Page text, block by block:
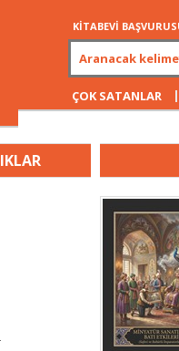
KİTABEVİ
ÇOK SATANLAR |